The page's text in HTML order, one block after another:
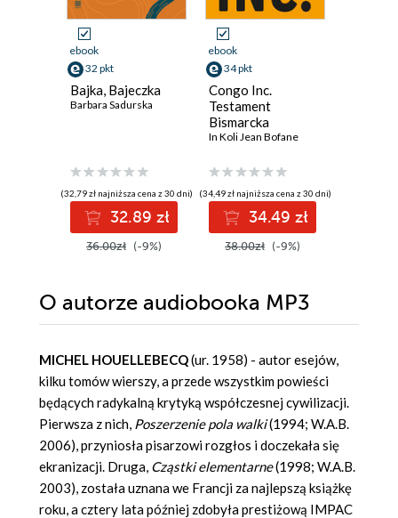
ebook
32 pkt
Bajka, Bajeczka
Barbara Sadurska
(32,79 zł najniższa cena z 30 dni)
32.89 zł
36.00zł (-9%)
ebook
34 pkt
Congo Inc.
Testament
Bismarcka
In Koli Jean Bofane
(34,49 zł najniższa cena z 30 dni)
34.49 zł
38.00zł (-9%)
O autorze audiobooka MP3
MICHEL HOUELLEBECQ(ur. 1958) - autor esejów,
kilku tomów wierszy, a przede wszystkim powieści
będących radykalną krytyką współczesnej cywilizacji.
Pierwsza z nich, Poszerzenie pola walki(1994; W.A.B.
2006), przyniosła pisarzowi rozgłos i doczekała się
ekranizacji. Druga, Cząstki elementarne(1998; W.A.B.
2003), została uznana we Francji za najlepszą książkę
roku, a cztery lata później zdobyła prestiżową IMPAC